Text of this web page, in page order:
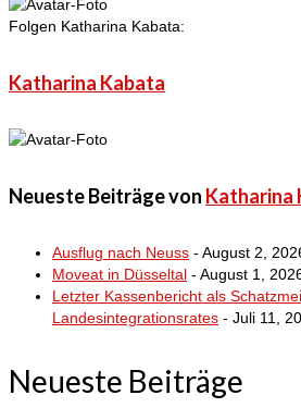
Folgen Katharina Kabata:
Katharina Kabata
Neueste Beiträge von Katharina
Ausflug nach Neuss - August 2,
Moveat in Düsseltal - August 1,
Letzter Kassenbericht als
Landesintegrationsrates - Juli 11,
Neueste Beiträge